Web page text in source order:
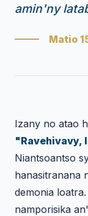
amin'ny
Matio
Izany no atao
"Ravehivavy,
Niantsoantso
hanasitranana
demonia
namporisika